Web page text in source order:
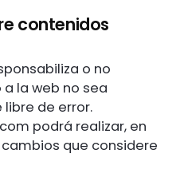
contenidos
o no
la web no sea
de error.
podrá realizar, en
que considere